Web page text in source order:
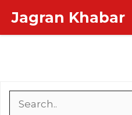
content
Jagran Khabar